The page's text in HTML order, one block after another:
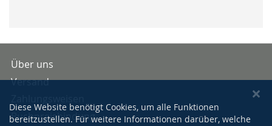
Über uns
Versand
Buchpreisbindung
Diese Website benötigt Cookies, um alle Funktionen
bereitzustellen. Für weitere Informationen darüber, welche